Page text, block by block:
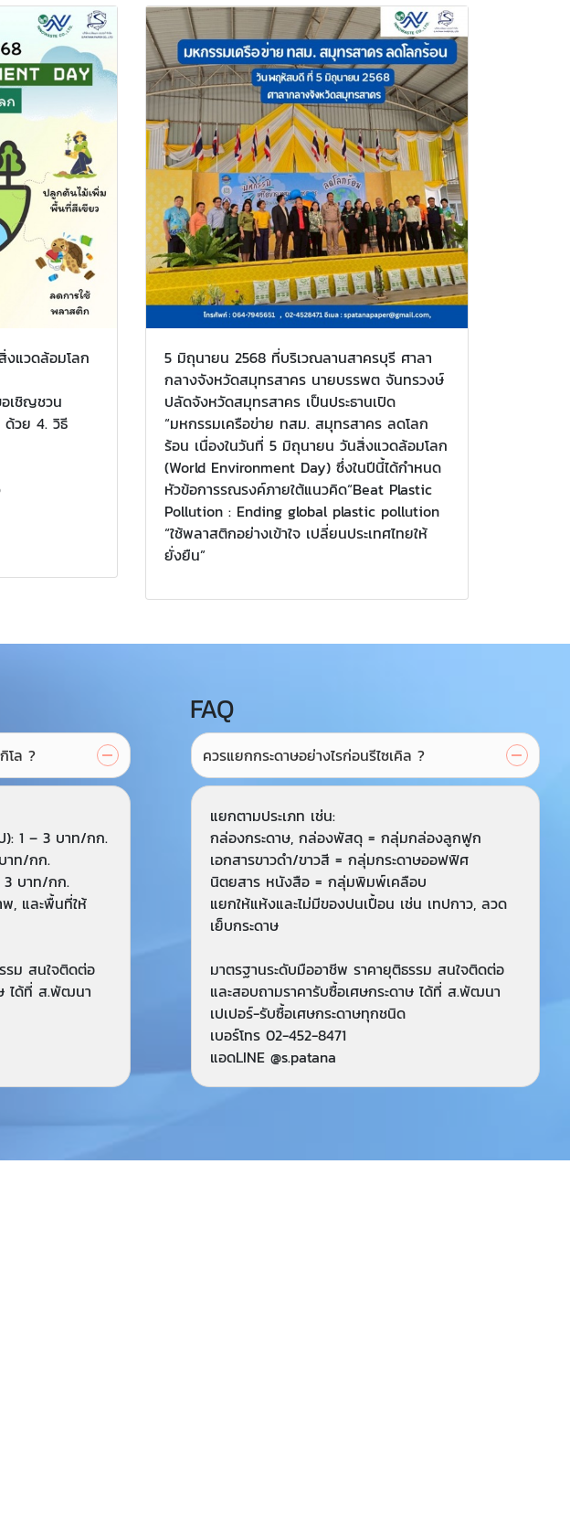
งแวดล้อมโลก
เชิญชวน
ด้วย 4. วิธี
5 มิถุนายน 2568 ที่บริเวณลานสาครบุรี ศาลา
กลางจังหวัดสมุทรสาคร นายบรรพต จันทรวงษ์
ปลัดจังหวัดสมุทรสาคร เป็นประธานเปิด
“มหกรรมเครือข่าย ทสม. สมุทรสาคร ลดโลก
ร้อน เนื่องในวันที่ 5 มิถุนายน วันสิ่งแวดล้อมโลก
(World Environment Day) ซึ่งในปีนี้ได้กำหนด
หัวข้อการรณรงค์ภายใต้แนวคิด“Beat Plastic
Pollution : Ending global plastic pollution
“ใช้พลาสติกอย่างเข้าใจ เปลี่ยนประเทศไทยให้
ยั่งยืน”
โล ?
): 1 – 3 บาท/กก.
าท/กก.
บาท/กก.
, และพื้นที่ให้
รม สนใจติดต่อ
ได้ที่ ส.พัฒนา
FAQ
ควรแยกกระดาษอย่างไรก่อนรีไซเคิล ?
แยกตามประเภท เช่น:
กล่องกระดาษ, กล่องพัสดุ = กลุ่มกล่องลูกฟูก
เอกสารขาวดำ/ขาวสี = กลุ่มกระดาษออฟฟิศ
นิตยสาร หนังสือ = กลุ่มพิมพ์เคลือบ
แยกให้แห้งและไม่มีของปนเปื้อน เช่น เทปกาว, ลวด
เย็บกระดาษ
มาตรฐานระดับมืออาชีพ ราคายุติธรรม สนใจติดต่อ
และสอบถามราคารับซื้อเศษกระดาษ ได้ที่ ส.พัฒนา
เปเปอร์-รับซื้อเศษกระดาษทุกชนิด
เบอร์โทร 02-452-8471
แอดLINE @s.patana